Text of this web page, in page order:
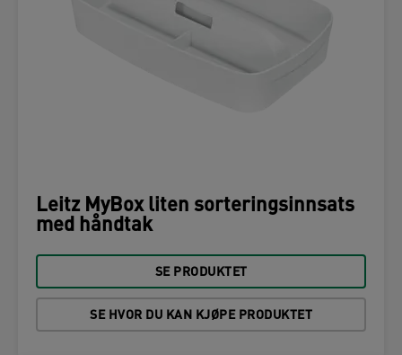
Leitz MyBox liten sorteringsinnsats
med håndtak
SE PRODUKTET
SE HVOR DU KAN KJØPE PRODUKTET